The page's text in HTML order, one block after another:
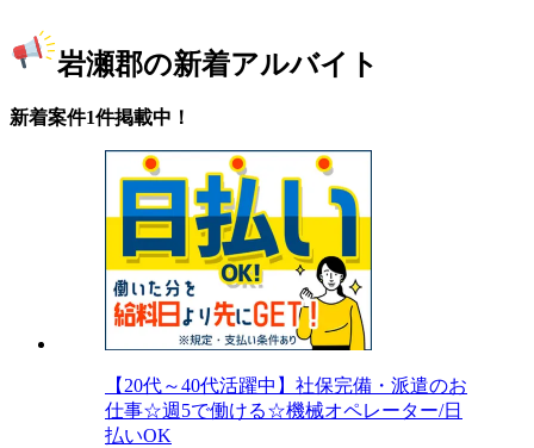
岩瀬郡の新着アルバイト
新着案件1件掲載中！
【20代～40代活躍中】社保完備・派遣のお
仕事☆週5で働ける☆機械オペレーター/日
払いOK